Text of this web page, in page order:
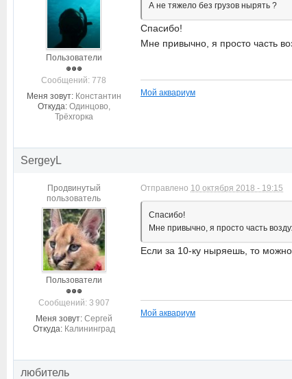
Пользователи
Cообщений: 778
Меня зовут: Константин
Откуда: Одинцово,
Трёхгорка
А не тяжело без грузов нырять ?
Спасибо!
Мне привычно, я просто часть
Мой аквариум
SergeyL
Продвинутый
пользователь
Пользователи
Cообщений: 3 907
Меня зовут: Сергей
Откуда: Калининград
Отправлено 10 октября 2018 - 19:15
Спасибо!
Мне привычно, я просто часть
Если за 10-ку ныряешь, то
Мой аквариум
любитель